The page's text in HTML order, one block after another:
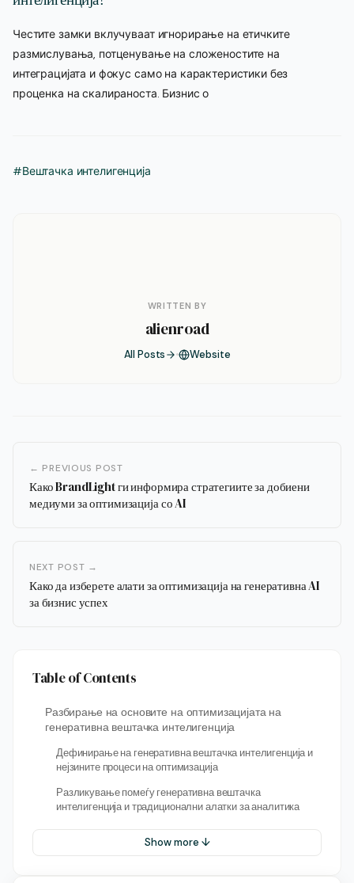
Честите замки вклучуваат игнорирање на етичките
размислувања, потценување на сложеностите на
интеграцијата и фокус само на карактеристики без
проценка на скалираноста. Бизнис о
#Вештачка интелигенција
WRITTEN BY
alienroad
All Posts Website
← PREVIOUS POST
Како BrandLight ги информира стратегиите за добиени
медиуми за оптимизација со AI
NEXT POST →
Како да изберете алати за оптимизација на генеративна AI
за бизнис успех
Table of Contents
Разбирање на основите на оптимизацијата на
генеративна вештачка интелигенција
Дефинирање на генеративна вештачка интелигенција и
нејзините процеси на оптимизација
Разликување помеѓу генеративна вештачка
интелигенција и традиционални алатки за аналитика
Show more ↓